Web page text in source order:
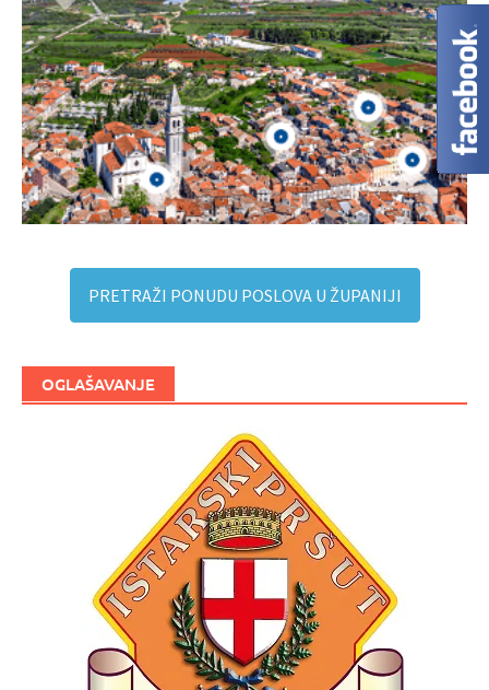
PRETRAŽI PONUDU POSLOVA U ŽUPANIJI
OGLAŠAVANJE